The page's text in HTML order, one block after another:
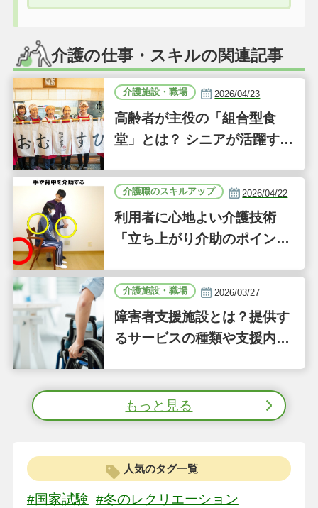
介護の仕事・スキルの関連記事
介護施設・職場 2026/04/23
高齢者が主役の「組合型食
堂」とは？ シニアが活躍する
D」に注目｜気になるあの介
護施設
介護職のスキルアップ 2026/04/22
利用者に心地よい介護技術
「立ち上がり介助のポイン
（41）
介護施設・職場 2026/03/27
障害者支援施設とは？提供す
るサービスの種類や支援内容
もっと見る
人気のタグ一覧
#国家試験 #冬のレクリエーション